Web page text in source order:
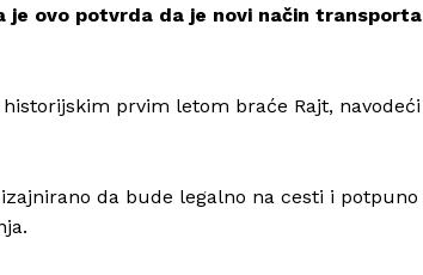
Info
Kontakt
je ovo potvrda da je novi način transporta
prvim letom braće Rajt, navodeći
da bude legalno na cesti i potpuno